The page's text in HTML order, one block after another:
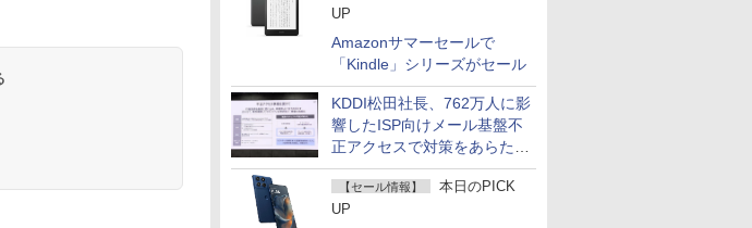
UP
Amazonサマーセールで
「Kindle」シリーズがセール
KDDI松田社長、762万人に影
響したISP向けメール基盤不
正アクセスで対策をあらため
て説明
【セール情報】
本日のPICK
UP